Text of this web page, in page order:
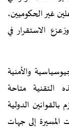
غير الحكوميين،
الاستقرار في
والأمنية
التقنية متاحة
الدولية
المسيرة إلى جهات